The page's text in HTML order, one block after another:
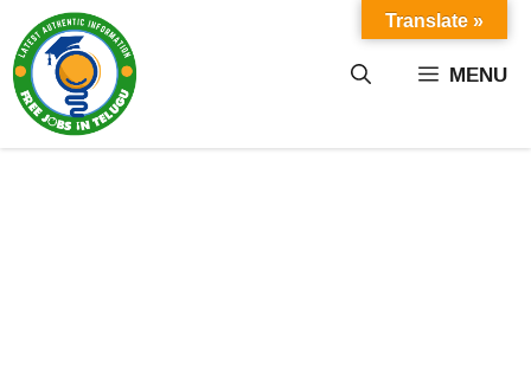
content MENU
Translate »